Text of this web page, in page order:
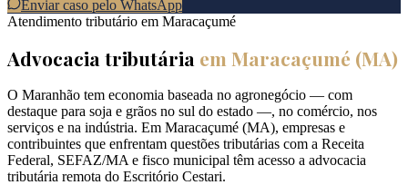
Enviar caso pelo WhatsApp
Atendimento tributário em Maracaçumé
Advocacia tributária em Maracaçumé (MA)
O Maranhão tem economia baseada no agronegócio — com
destaque para soja e grãos no sul do estado —, no comércio, nos
serviços e na indústria. Em Maracaçumé (MA), empresas e
contribuintes que enfrentam questões tributárias com a Receita
Federal, SEFAZ/MA e fisco municipal têm acesso a advocacia
tributária remota do Escritório Cestari.